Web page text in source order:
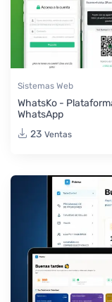
Sistemas Web
WhatsKo -
WhatsApp
23 Ventas